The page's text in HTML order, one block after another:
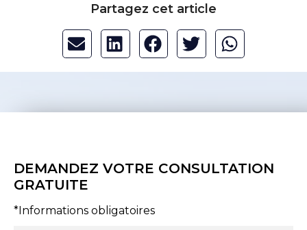
Partagez cet article
DEMANDEZ VOTRE CONSULTATION
GRATUITE
*Informations obligatoires